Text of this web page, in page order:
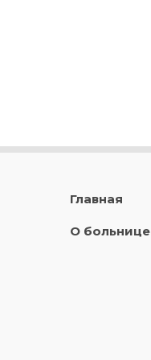
Главная
О больнице